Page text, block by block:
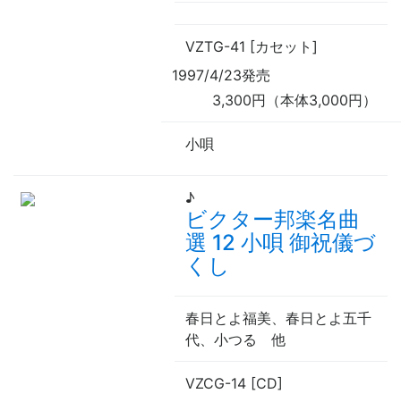
VZTG-41 [カセット]
1997/4/23発売
3,300円（本体3,000円）
小唄
♪
ビクター邦楽名曲
選 12 小唄 御祝儀づ
くし
春日とよ福美、春日とよ五千
代、小つる 他
VZCG-14 [CD]